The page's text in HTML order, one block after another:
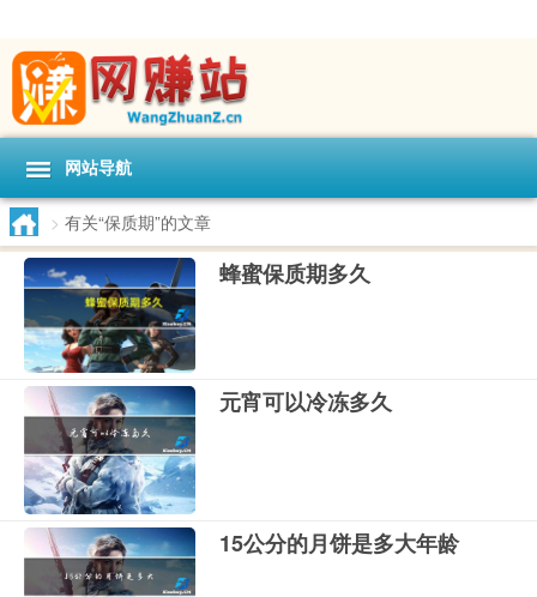
网站导航
> 有关“保质期”的文章
蜂蜜保质期多久
元宵可以冷冻多久
15公分的月饼是多大年龄